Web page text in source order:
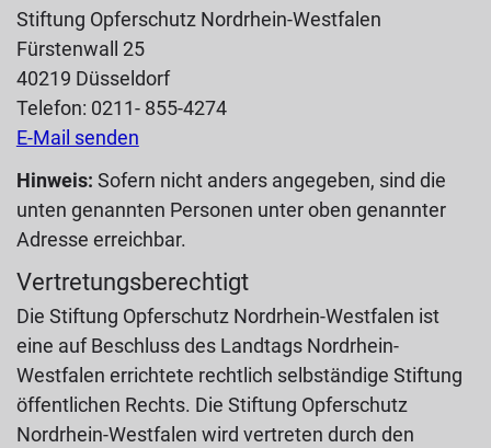
Stiftung Opferschutz Nordrhein-Westfalen
Fürstenwall 25
40219 Düsseldorf
Telefon: 0211- 855-4274
E-Mail senden
Hinweis: Sofern nicht anders angegeben, sind die
unten genannten Personen unter oben genannter
Adresse erreichbar.
Vertretungsberechtigt
Die Stiftung Opferschutz Nordrhein-Westfalen ist
eine auf Beschluss des Landtags Nordrhein-
Westfalen errichtete rechtlich selbständige Stiftung
öffentlichen Rechts. Die Stiftung Opferschutz
Nordrhein-Westfalen wird vertreten durch den